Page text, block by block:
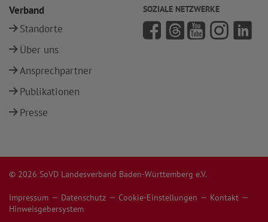
Verband
Standorte
Über uns
Ansprechpartner
Publikationen
Presse
SOZIALE NETZWERKE
© 2026 SoVD Landesverband Baden-Württemberg e.V.
Impressum Datenschutz Cookie-Einstellungen
Kontakt
Hinweisgebersystem